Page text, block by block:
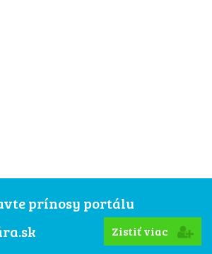
prínosy portálu
Zistiť viac